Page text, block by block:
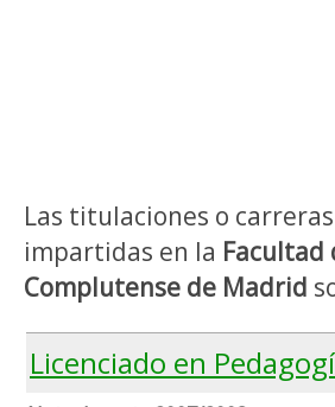
Las titulaciones o
impartidas en la Facultad
Complutense de Madrid
Licenciado en